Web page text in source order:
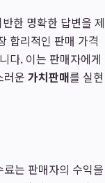
한 명확한 답변을 제
합리적인 판매 가격
다. 이는 판매자에게
러운 가치판매를 실현
는 판매자의 수익을